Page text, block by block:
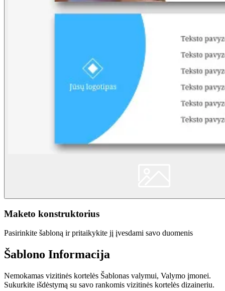
Maketo konstruktorius
Pasirinkite šabloną ir pritaikykite jį įvesdami savo duomenis
Šablono Informacija
Nemokamas vizitinės kortelės Šablonas valymui, Valymo įmonei.
Sukurkite išdėstymą su savo rankomis vizitinės kortelės dizaineriu.